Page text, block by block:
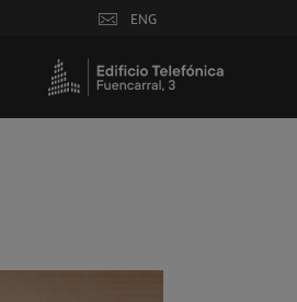
ENG